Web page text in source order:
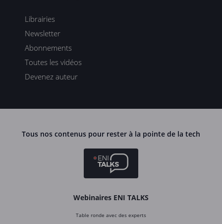
Librairies
Newsletter
Abonnements
Toutes les vidéos
Devenez auteur
Tous nos contenus pour rester à la pointe de la tech
Webinaires ENI TALKS
Table ronde avec des experts